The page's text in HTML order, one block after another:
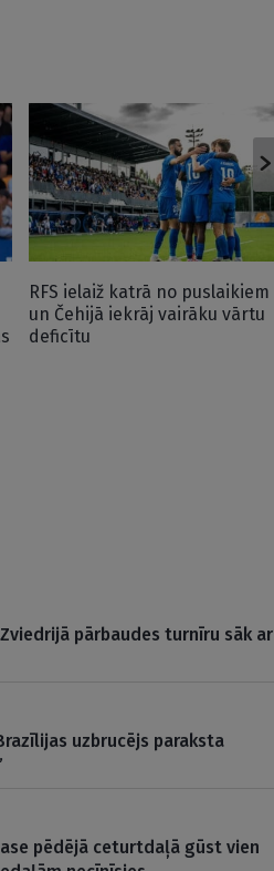
RFS ielaiž katrā no puslaikiem
un Čehijā iekrāj vairāku vārtu
deficītu
pārbaudes turnīru sāk ar
uzbrucējs paraksta
pēdējā ceturtdaļā gūst vien